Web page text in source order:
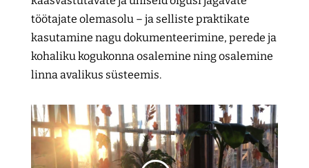
töötajate olemasolu – ja selliste praktikate
kasutamine nagu dokumenteerimine, perede ja
kohaliku kogukonna osalemine ning osalemine
linna avalikus süsteemis.